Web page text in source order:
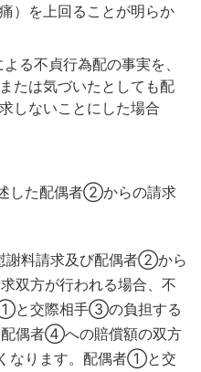
）を上回ることが明らか
不貞行為配の事実を、
たは気づいたとしても配
しないことにした場合
した配偶者②からの請求
料請求及び配偶者②から
双方が行われる場合、不
①と交際相手③の負担する
偶者④への賠償額の双方
なります。配偶者①と交